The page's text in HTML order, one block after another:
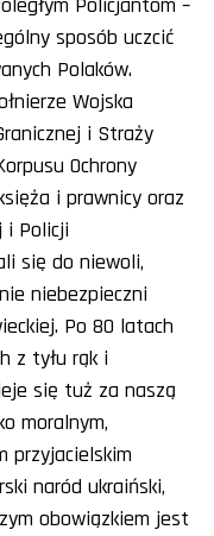
Policjantom –
sposób uczcić
Polaków.
Wojska
i Straży
Ochrony
i prawnicy oraz
i Policji
się do niewoli,
niebezpieczni
Po 80 latach
z tyłu rąk i
się tuż za naszą
moralnym,
przyjacielskim
naród ukraiński,
obowiązkiem jest